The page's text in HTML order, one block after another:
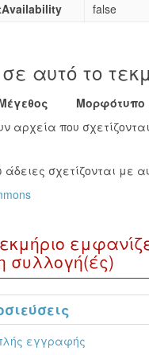
false
αυτό το
Μορφότυπο
αρχεία που
σχετίζονται με
συλλογή(ές)
εγγραφής